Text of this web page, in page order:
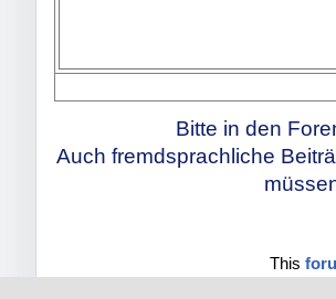
Bitte in den
Auch fremdsprachliche
This